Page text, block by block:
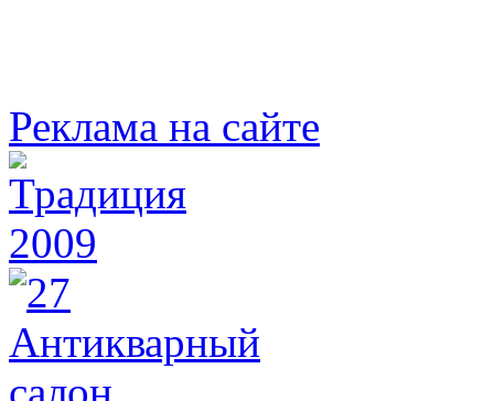
Реклама на сайте